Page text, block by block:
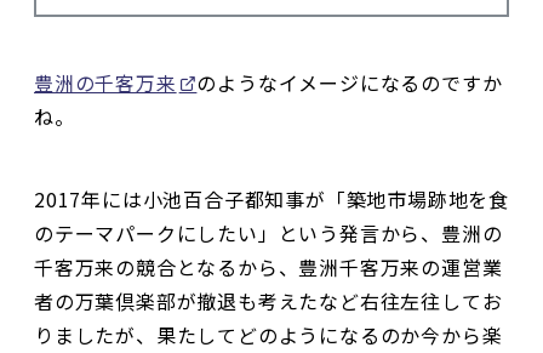
豊洲の千客万来
のようなイメージになるのですか
ね。
2017年には小池百合子都知事が「築地市場跡地を食
のテーマパークにしたい」という発言から、豊洲の
千客万来の競合となるから、豊洲千客万来の運営業
者の万葉倶楽部が撤退も考えたなど右往左往してお
りましたが、果たしてどのようになるのか今から楽